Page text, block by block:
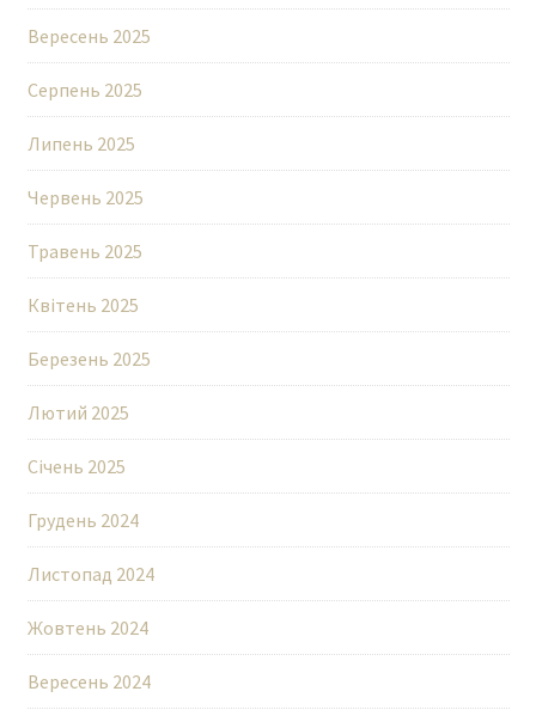
Вересень 2025
Серпень 2025
Липень 2025
Червень 2025
Травень 2025
Квітень 2025
Березень 2025
Лютий 2025
Січень 2025
Грудень 2024
Листопад 2024
Жовтень 2024
Вересень 2024